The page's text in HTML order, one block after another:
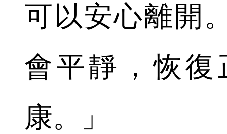
可以安心離開
會平靜，恢
康。」